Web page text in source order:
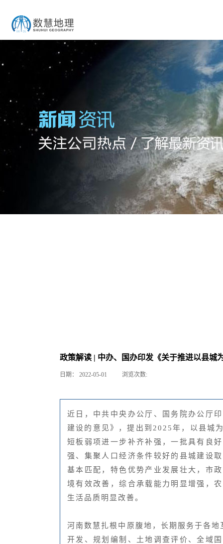
政策解读 | 中办、国办印发《关于推进以县城
日期： 2022-05-01 浏览次数:
近日，中共中央办公厅、国务院办公厅
建设的意见》，提出到2025年，以县城
短板弱项进一步补齐补强，一批具有良
强、集聚人口经济条件较好的县城建设
基本匹配，特色优势产业发展壮大，市
境有效改善，综合承载能力明显增强，
生活品质明显改善。
河南数慧扎根中原腹地，长期服务于各
开发、规划编制、土地调查评价、全域